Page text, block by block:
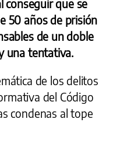
conseguir que se
50 años de prisión
de un doble
una tentativa.
de los delitos
del Código
condenas al tope